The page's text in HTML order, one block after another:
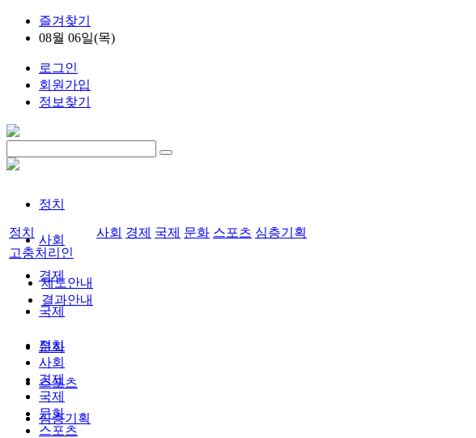
즐겨찾기
08월 06일(목)
로그인
회원가입
정보찾기
정치
사회
경제
국제
문화
스포츠
심층기획
정치 사회 경제 국제 문화 스포츠 심층기획
고충처리인
제도안내
결과안내
정치
사회
경제
국제
문화
스포츠